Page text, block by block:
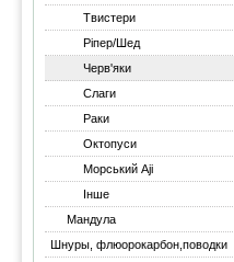
Твистери
Ріпер/Шед
Черв'яки
Слаги
Раки
Октопуси
Морський Aji
Інше
Мандула
Шнуры, флюорокарбон,поводки